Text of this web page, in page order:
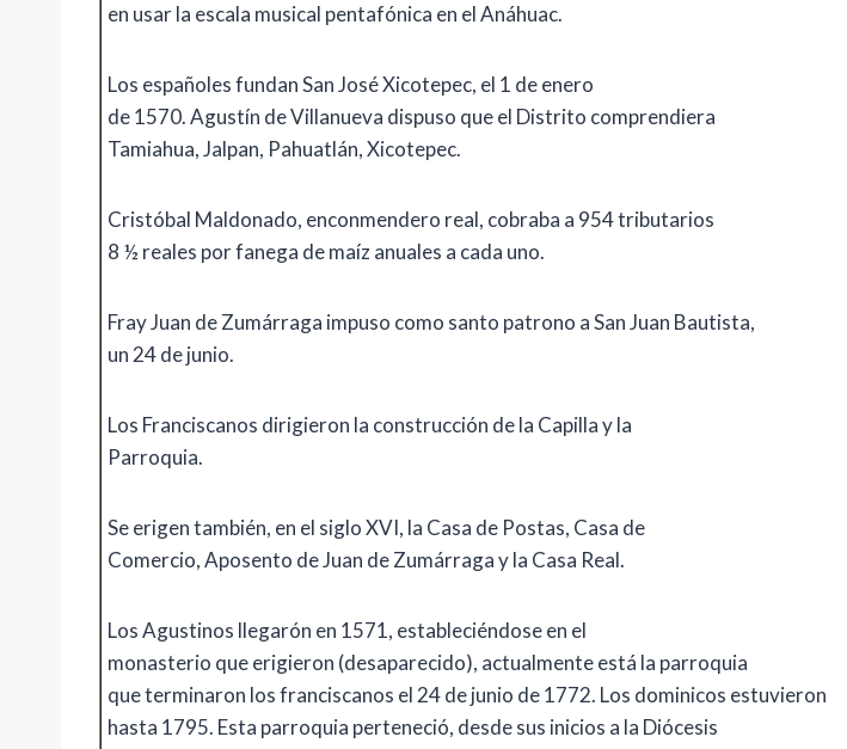
en usar la escala musical pentafónica en el Anáhuac.
Los españoles fundan San José Xicotepec, el 1 de enero
de 1570. Agustín de Villanueva dispuso que el Distrito comprendiera
Tamiahua, Jalpan, Pahuatlán, Xicotepec.
Cristóbal Maldonado, enconmendero real, cobraba a 954 tributarios
8 ½ reales por fanega de maíz anuales a cada uno.
Fray Juan de Zumárraga impuso como santo patrono a San Juan Bautista,
un 24 de junio.
Los Franciscanos dirigieron la construcción de la Capilla y la
Parroquia.
Se erigen también, en el siglo XVI, la Casa de Postas, Casa de
Comercio, Aposento de Juan de Zumárraga y la Casa Real.
Los Agustinos llegarón en 1571, estableciéndose en el
monasterio que erigieron (desaparecido), actualmente está la parroquia
que terminaron los franciscanos el 24 de junio de 1772. Los dominicos estuvieron
hasta 1795. Esta parroquia perteneció, desde sus inicios a la Diócesis